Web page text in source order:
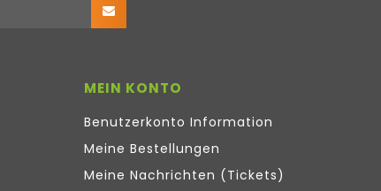
MEIN KONTO
Benutzerkonto Information
Meine Bestellungen
Meine Nachrichten (Tickets)